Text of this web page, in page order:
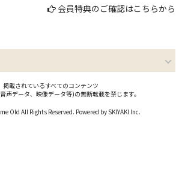
会員特典のご確認はこちらから
掲載されているすべてのコンテンツ
声データ、映像データ等)の無断転載を禁じます。
Old All Rights Reserved. Powered by SKIYAKI Inc.